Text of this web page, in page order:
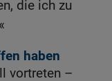
die ich zu
haben
vortreten –